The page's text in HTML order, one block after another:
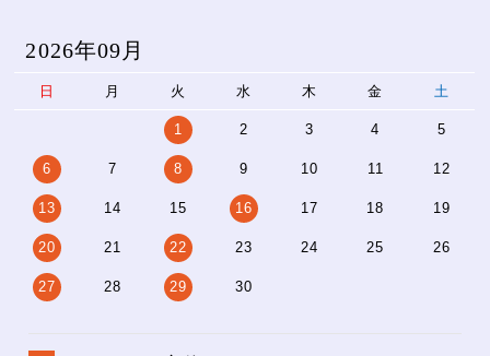
2026年09月
日 月 火 水 木 金 土
1 2 3 4 5
6 7 8 9 10 11 12
13 14 15 16 17 18 19
20 21 22 23 24 25 26
27 28 29 30